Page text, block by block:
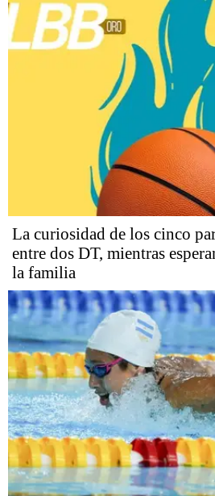
La curiosidad de los cinco
entre dos DT, mientras
la familia